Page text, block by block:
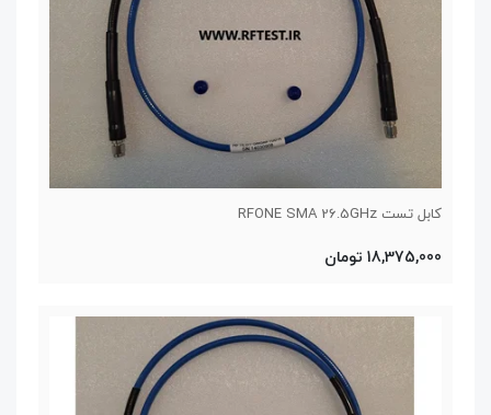
کابل تست RFONE SMA 26.5GHz
18,375,000 تومان